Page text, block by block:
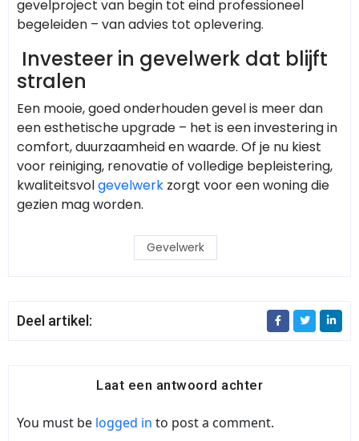
gevelproject van begin tot eind professioneel
begeleiden – van advies tot oplevering.
Investeer in gevelwerk dat blijft
stralen
Een mooie, goed onderhouden gevel is meer dan
een esthetische upgrade – het is een investering in
comfort, duurzaamheid en waarde. Of je nu kiest
voor reiniging, renovatie of volledige bepleistering,
kwaliteitsvolgevelwerk zorgt voor een woning die
gezien mag worden.
Gevelwerk
Deel artikel:
Laat een antwoord achter
You must be logged in to post a comment.